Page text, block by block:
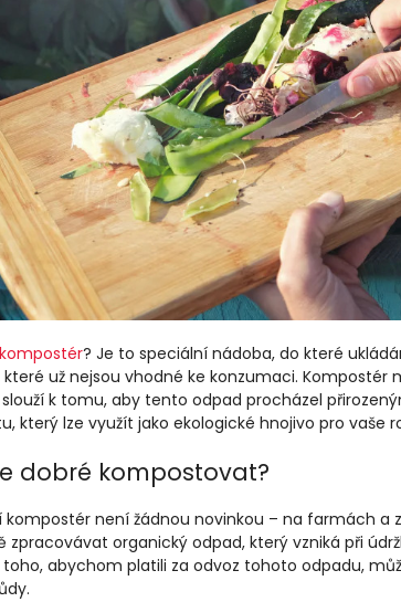
kompostér? Je to speciální nádoba, do které
které už nejsou vhodné ke konzumaci.
k tomu, aby tento odpad procházel
který lze využít jako ekologické hnojivo pro vaše
dobré kompostovat?
kompostér není žádnou novinkou – na farmách a
zpracovávat organický odpad, který vzniká při
abychom platili za odvoz tohoto odpadu,